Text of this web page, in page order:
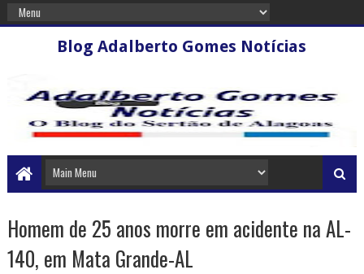
Blog Adalberto Gomes Notícias
Homem de 25 anos morre em acidente na AL-
140, em Mata Grande-AL